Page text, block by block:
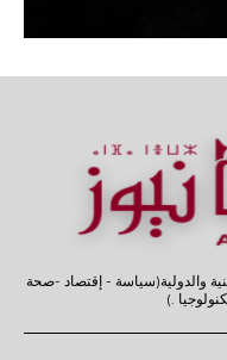
والدولية(سياسة - إقتصاد -صحة
.)